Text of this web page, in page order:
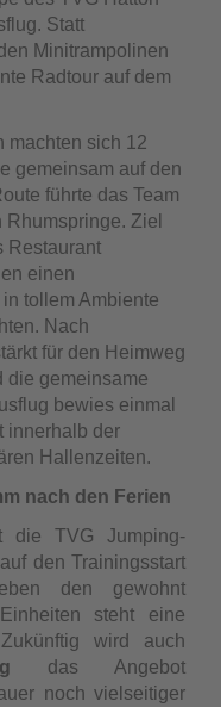
Statt
Minitrampolinen
Radtour auf dem
machten sich 12
gemeinsam auf den
führte das Team
Ziel
Restaurant
einen
tollem Ambiente
Nach
für den Heimweg
die gemeinsame
bewies einmal
innerhalb der
Hallenzeiten.
nach den Ferien
die TVG Jumping-
den Trainingsstart
den gewohnt
steht eine
wird auch
das Angebot
noch vielseitiger